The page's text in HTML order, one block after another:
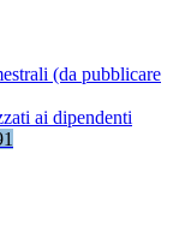
(da pubblicare
ai dipendenti